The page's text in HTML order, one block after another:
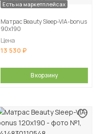
Есть на маркетплейсах
Матрас Beauty Sleep-VIA-bonus
90х190
Цена
13 530
В корзину